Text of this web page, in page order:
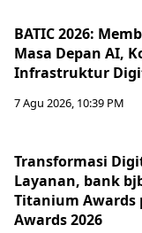
BATIC 2026:
Masa Depan AI,
Infrastruktur
7 Agu 2026, 10:39 PM
Transformasi
Layanan, bank
Titanium Awards
Awards 2026